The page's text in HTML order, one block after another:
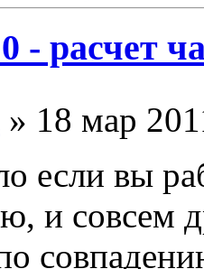
- расчет
» 18 мар
если вы
и совсем